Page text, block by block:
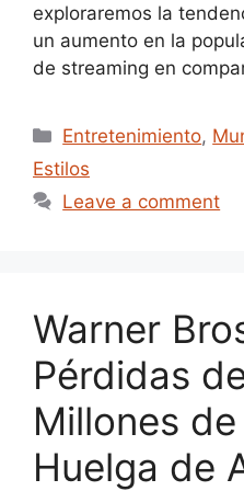
exploraremos la
un aumento en la
de streaming en
Categories
Entretenimiento,
Estilos
Leave a comment
Warner
Pérdidas
Millones
Huelga de